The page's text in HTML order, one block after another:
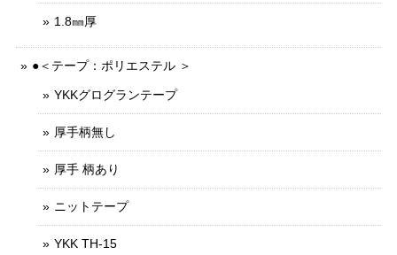
1.8㎜厚
●＜テープ：ポリエステル ＞
YKKグログランテープ
厚手柄無し
厚手 柄あり
ニットテープ
YKK TH-15